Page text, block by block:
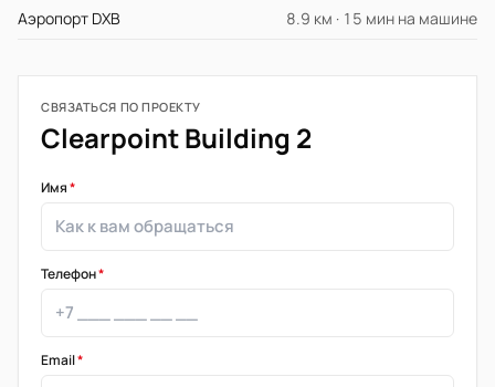
Аэропорт DXB 8.9 км · 15 мин на машине
СВЯЗАТЬСЯ ПО ПРОЕКТУ
Clearpoint Building 2
Имя*
Телефон*
Email*